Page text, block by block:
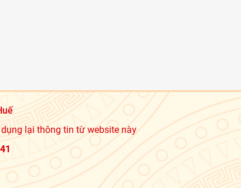
lại thông tin từ website này